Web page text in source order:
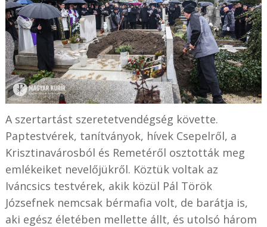
A szertartást szeretetvendégség követte.
Paptestvérek, tanítványok, hívek Csepelről, a
Krisztinavárosból és Remetéről osztották meg
emlékeiket nevelőjükről. Köztük voltak az
Iváncsics testvérek, akik közül Pál Török
Józsefnek nemcsak bérmafia volt, de barátja is,
aki egész életében mellette állt, és utolsó három